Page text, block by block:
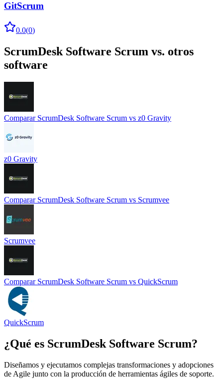
GitScrum
0.0(0)
ScrumDesk Software Scrum vs. otros
software
Comparar ScrumDesk Software Scrum vs z0 Gravity
z0 Gravity
Comparar ScrumDesk Software Scrum vs Scrumvee
Scrumvee
Comparar ScrumDesk Software Scrum vs QuickScrum
QuickScrum
¿Qué es ScrumDesk Software Scrum?
Diseñamos y ejecutamos complejas transformaciones y adopciones
de Agile junto con la producción de herramientas ágiles de soporte.